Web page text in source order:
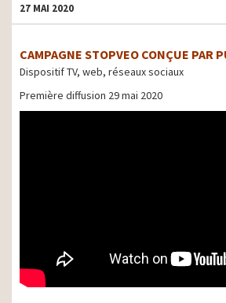
27 MAI 2020
CAMPAGNE STOPVEO CONÇUE PAR
Dispositif TV, web, réseaux sociaux
Première diffusion 29 mai 2020